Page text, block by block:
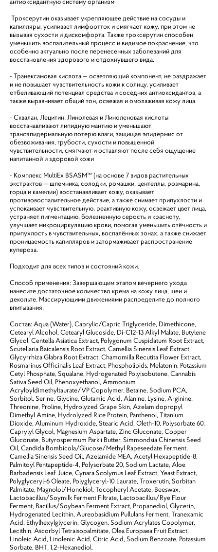
Троксерутин оказывает укрепляющее действие на сосуды и
капилляры, усиливает лимфоотток и смягчает кожу, при этом не
вызывая сухости и дискомфорта. Также троксерутин способен
уменьшить воспалительный процесс и видимое покраснение, что
особенно актуально после перенесенных заболеваний для
восстановления здорового и отдохнувшего вида.
- Транексамовая кислота — осветляющий компонент, не раздражает
и не повышает чувствительность кожи к солнцу, усиливает
отбеливающий потенциал средства и соседних антиоксидантов, а
также выравнивает общий тон, освежая и омолаживая кожу лица.
- Сквалан, Лецитин, Линолевая и Линоленовая кислоты
восстанавливают липидную мантию и уменьшают
трансэпидермальную потерю влаги, защищая эпидермис от
обезвоживания, грубости, сухости и повышенной
чувствительности, смягчают и оставляют после себя ощущение
напитанной и здоровой кожи
- Комплекс MultiEx BSASM™ (на основе 7 видов растительных
экстрактов — шлемника, солодки, ромашки, центеллы, розмарина,
горца и камелии) восстанавливает кожу, оказывает
противовоспалительное действие, а также снимает припухлости и
успокаивает чувствительную, реактивную кожу, освежает цвет лица,
устраняет пигментацию, болезненную серость и красноту,
улучшает микроциркуляцию крови, помогая уменьшить отёчность и
припухлость в чувствительных, воспалённых зонах, а также снижает
проницаемость капилляров и затормаживает распространение
купероза.
Подходит для всех типов и состояний кожи.
Способ применения: Завершающим этапом вечернего ухода
нанесите достаточное количество крема на кожу лица, шеи и
декольте. Массирующими движениями распределите до полного
впитывания.
Состав: Aqua (Water), Caprylic/Capric Triglyceride, Dimethicone,
Cetearyl Alcohol, Cetearyl Glucoside, Di-C12-13 Alkyl Malate, Butylene
Glycol, Centella Asiatica Extract, Polygonum Cuspidatum Root Extract,
Scutellaria Baicalensis Root Extract, Camellia Sinensis Leaf Extract,
Glycyrrhiza Glabra Root Extract, Chamomilla Recutita Flower Extract,
Rosmarinus Officinalis Leaf Extract, Phospholipids, Melatonin, Potassium
Cetyl Phosphate, Squalane, Hydrogenated Polyisobutene, Cannabis
Sativa Seed Oil, Phenoxyethanol, Ammonium
Acryloyldimethyltaurate/VP Copolymer, Betaine, Sodium PCA,
Sorbitol, Serine, Glycine, Glutamic Acid, Alanine, Lysine, Arginine,
Threonine, Proline, Hydrolyzed Grape Skin, Azelamidopropyl
Dimethyl Amine, Hydrolyzed Rice Protein, Panthenol, Titanium
Dioxide, Aluminum Hydroxide, Stearic Acid, Oleth-10, Polysorbate 60,
Caprylyl Glycol, Magnesium Aspartate, Zinc Gluconate, Copper
Gluconate, Butyrospermum Parkii Butter, Simmondsia Chinensis Seed
Oil, Candida Bombicola/Glucose/Methyl Rapeseedate Ferment,
Camellia Sinensis Seed Oil, Azelamide MEA, Acetyl Hexapeptide-8,
Palmitoyl Pentapeptide-4, Polysorbate 20, Sodium Lactate, Aloe
Barbadensis Leaf Juice, Cynara Scolymus Leaf Extract, Yeast Extract,
Polyglyceryl-6 Oleate, Polyglyceryl-10 Laurate, Troxerutin, Sorbitan
Palmitate, Magnolol/Honokiol, Tocopheryl Acetate, Beeswax,
Lactobacillus/Soymilk Ferment Filtrate, Lactobacillus/Rye Flour
Ferment, Bacillus/Soybean Ferment Extract, Propanediol, Glycerin,
Hydrogenated Lecithin, Aureobasidium Pullulans Ferment, Tranexamic
Acid, Ethylhexylglycerin, Glycogen, Sodium Acrylates Copolymer,
Lecithin, Ascorbyl Tetraisopalmitate, Olea Europaea Fruit Extract,
Linoleic Acid, Linolenic Acid, Citric Acid, Sodium Benzoate, Potassium
Sorbate, BHT, 1,2-Hexanediol.